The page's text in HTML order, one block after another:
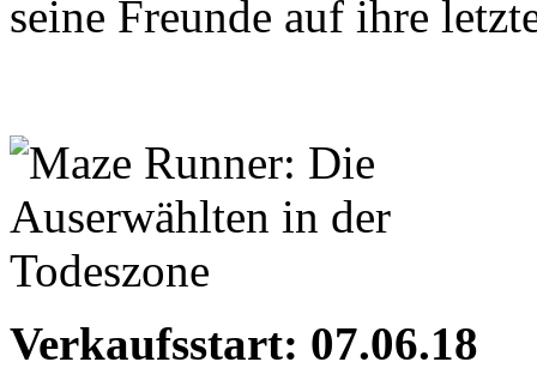
seine Freunde auf ihre
Verkaufsstart: 07.06.18